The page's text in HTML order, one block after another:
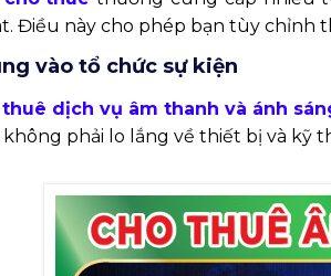
Điều này cho phép bạn tùy chỉnh
vào tổ chức sự kiện
thuê dịch vụ âm thanh và ánh
không phải lo lắng về thiết bị và kỹ